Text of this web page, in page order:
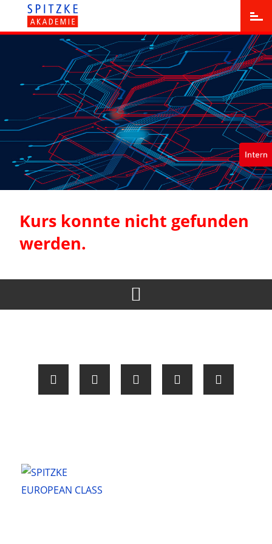
Kurs konnte nicht gefunden
werden.